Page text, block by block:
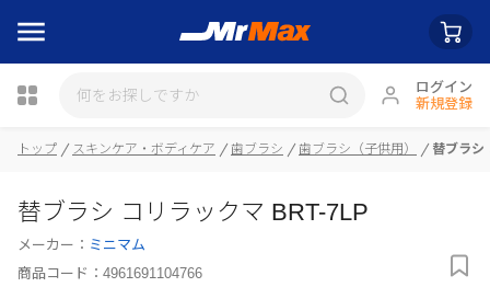
ログイン
新規登録
トップ スキンケア・ボディケア 歯ブラシ 歯ブラシ（子供用） 替ブラシ
替ブラシ コリラックマ BRT-7LP
メーカー： ミニマム
商品コード： 4961691104766